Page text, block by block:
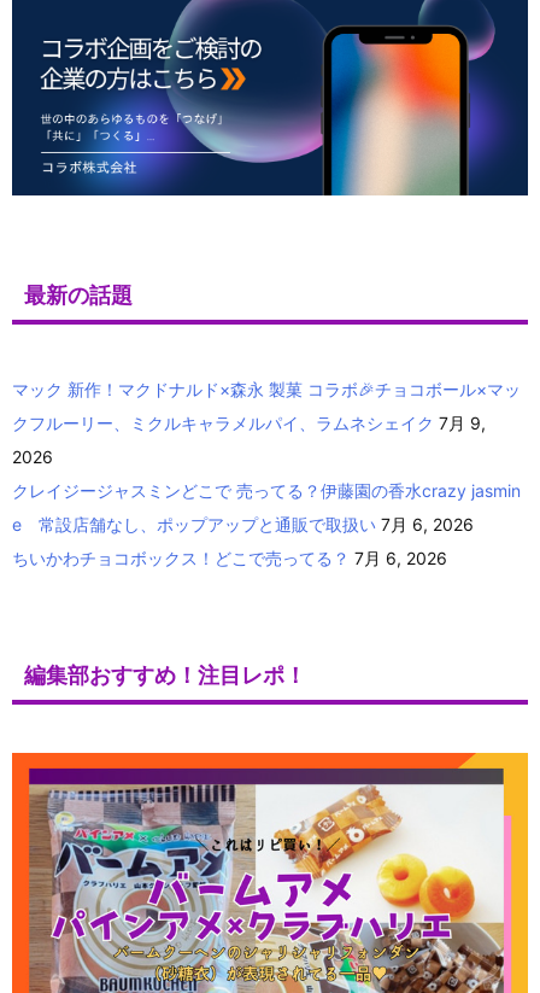
最新の話題
マック 新作！マクドナルド×森永 製菓 コラボ🎉チョコボール×マッ
クフルーリー、ミクルキャラメルパイ、ラムネシェイク 7月 9,
2026
クレイジージャスミンどこで 売ってる？伊藤園の香水crazy jasmin
e 常設店舗なし、ポップアップと通販で取扱い 7月 6, 2026
ちいかわチョコボックス！どこで売ってる？ 7月 6, 2026
編集部おすすめ！注目レポ！